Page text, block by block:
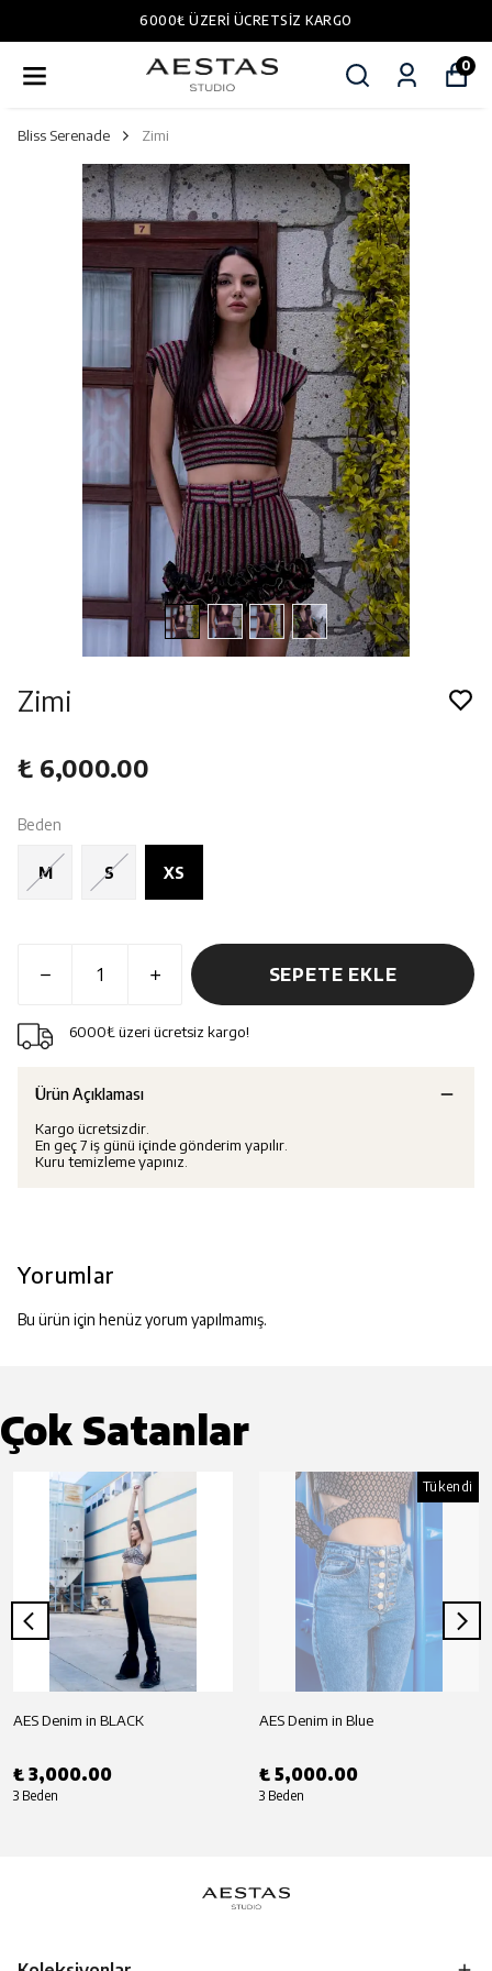
6000₺ ÜZERI ÜCRETSIZ KARGO
0
Bliss Serenade Zimi
Zimi
₺ 6,000.00
Beden
M S XS
SEPETE EKLE
6000₺ üzeri ücretsiz kargo!
Ürün Açıklaması
Kargo ücretsizdir.
En geç 7 iş günü içinde gönderim yapılır.
Kuru temizleme yapınız.
Yorumlar
Bu ürün için henüz yorum yapılmamış.
Çok Satanlar
AES Denim in BLACK
₺ 3,000.00
3 Beden
Tükendi
AES Denim in Blue
₺ 5,000.00
3 Beden